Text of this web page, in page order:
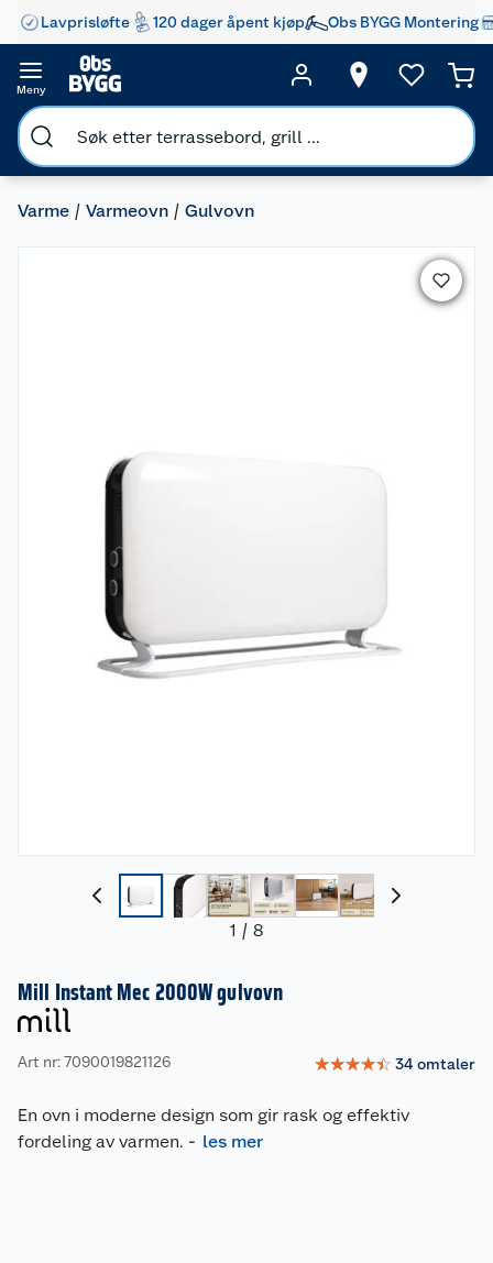
Lavprisløfte 120 dager åpent kjøp Obs BYGG Montering
Meny
Varme Varmeovn Gulvovn
1 / 8
Mill Instant Mec 2000W gulvovn
Art nr: 7090019821126 ☆☆☆☆☆ 34omtaler
En ovn i moderne design som gir rask og effektiv
fordeling av varmen. - les mer